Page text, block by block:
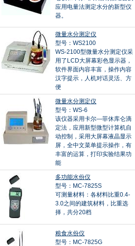
应用电量法测定水分的新型仪
器。
微量水分测定仪
型号：WS2100
WS-2100型微量水分测定仪采
用了LCD大屏幕彩色显示器，
软件界面内容丰富，操作内容
汉字提示，人机对话灵活、方
便
微量水分测定仪
型号：WS-6
该仪器采用卡尔—菲休库仑滴
定法，应用新型微型计算机自
动控制，采用大屏幕液晶显示
屏，全中文菜单提示操作，有
丰富的运算，打印实验结果功
能
多功能水份仪
型号：MC-7825S
可测量材料：各材料比重0.4-
3.0之间的建筑材料，比重选
择，共分20档
粮食水份仪
型号：MC-7825G